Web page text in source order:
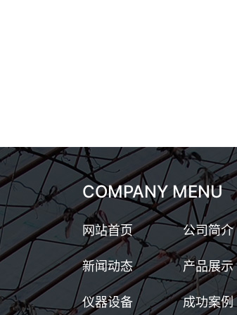
COMPANY MENU
网站首页 公司简介
新闻动态 产品展示
仪器设备 成功案例